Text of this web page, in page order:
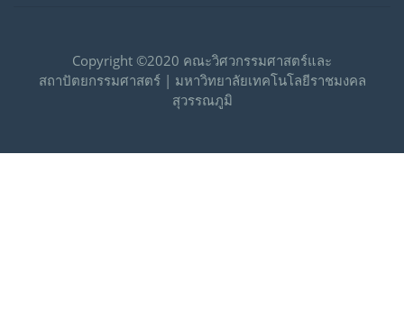
Copyright ©2020 คณะวิศวกรรมศาสตร์และ
สถาปัตยกรรมศาสตร์ | มหาวิทยาลัยเทคโนโลยีราชมงคล
สุวรรณภูมิ